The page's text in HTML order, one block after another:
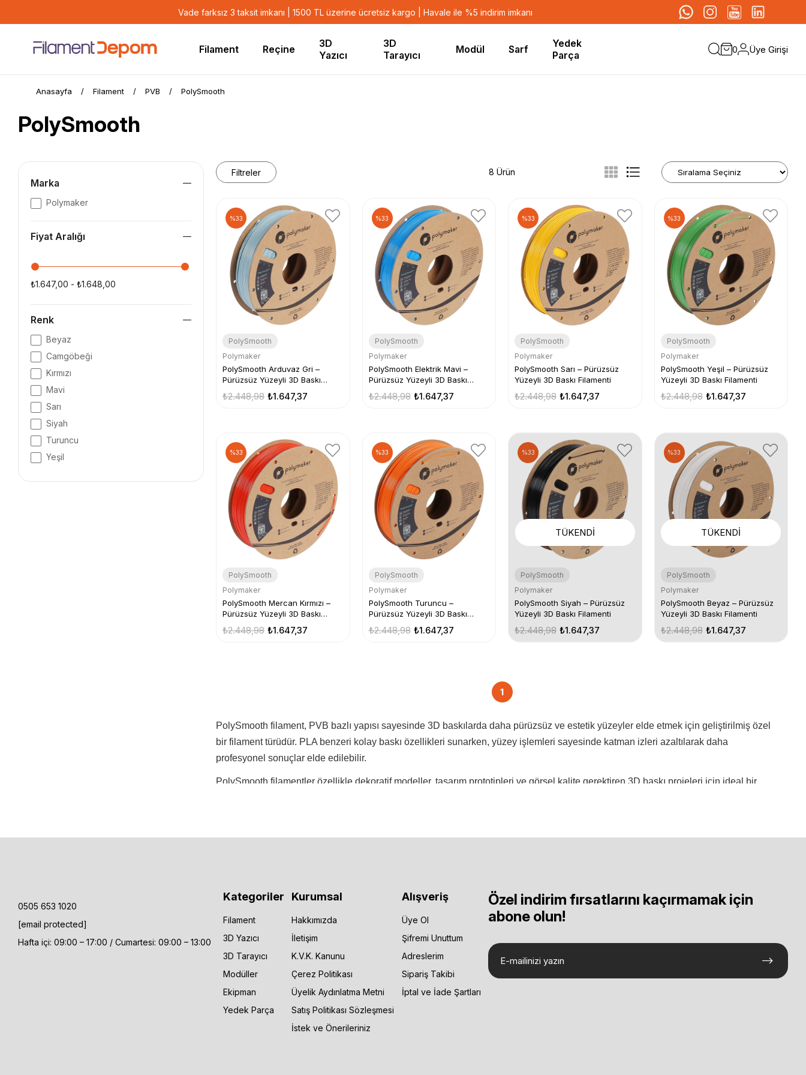
Vade farksız 3 taksit imkanı | 1500 TL üzerine ücretsiz kargo | Havale ile %5 indirim imkanı
Filament Reçine
3D
Yazıcı
3D
Tarayıcı
Modül Sarf
Yedek
Parça
0 Üye Girişi
Anasayfa Filament PVB PolySmooth
PolySmooth
Marka
Polymaker
Fiyat Aralığı
₺1.647,00 - ₺1.648,00
Renk
Beyaz
Camgöbeği
Kırmızı
Mavi
Sarı
Siyah
Turuncu
Yeşil
8 Ürün
Filtreler
PolySmooth
Polymaker
PolySmooth Arduvaz Gri –
Pürüzsüz Yüzeyli 3D Baskı
₺1.647,37
₺2.448,98
%33
PolySmooth
Polymaker
PolySmooth Elektrik Mavi –
Pürüzsüz Yüzeyli 3D Baskı
₺1.647,37
₺2.448,98
%33
PolySmooth
Polymaker
PolySmooth Sarı – Pürüzsüz
Yüzeyli 3D Baskı Filamenti
₺1.647,37
₺2.448,98
%33
PolySmooth
Polymaker
PolySmooth Yeşil – Pürüzsüz
Yüzeyli 3D Baskı Filamenti
₺1.647,37
₺2.448,98
%33
PolySmooth
Polymaker
PolySmooth Mercan Kırmızı –
Pürüzsüz Yüzeyli 3D Baskı
₺1.647,37
₺2.448,98
%33
PolySmooth
Polymaker
PolySmooth Turuncu –
Pürüzsüz Yüzeyli 3D Baskı
₺1.647,37
₺2.448,98
%33
TÜKENDI
PolySmooth
Polymaker
PolySmooth Siyah – Pürüzsüz
Yüzeyli 3D Baskı Filamenti
₺1.647,37
₺2.448,98
%33
TÜKENDI
PolySmooth
Polymaker
PolySmooth Beyaz – Pürüzsüz
Yüzeyli 3D Baskı Filamenti
₺1.647,37
₺2.448,98
%33
1
PolySmooth filament, PVB bazlı yapısı sayesinde 3D baskılarda daha pürüzsüz ve estetik yüzeyler elde etmek için geliştirilmiş özel
bir filament türüdür. PLA benzeri kolay baskı özellikleri sunarken, yüzey işlemleri sayesinde katman izleri azaltılarak daha
profesyonel sonuçlar elde edilebilir.
PolySmooth filamentler özellikle dekoratif modeller, tasarım prototipleri ve görsel kalite gerektiren 3D baskı projeleri için ideal bir
0505 653 1020
[email protected]
Hafta içi: 09:00 – 17:00 / Cumartesi: 09:00 – 13:00
Kategoriler
Filament
3D Yazıcı
3D Tarayıcı
Modüller
Ekipman
Yedek Parça
Kurumsal
Hakkımızda
İletişim
K.V.K. Kanunu
Çerez Politikası
Üyelik Aydınlatma Metni
Satış Politikası Sözleşmesi
İstek ve Önerileriniz
Alışveriş
Üye Ol
Şifremi Unuttum
Adreslerim
Sipariş Takibi
İptal ve İade Şartları
Özel indirim fırsatlarını kaçırmamak için
abone olun!